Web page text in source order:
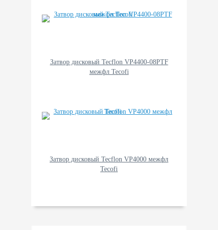
Затвор дисковый Tecflon VP4400-08PTF
межфл Tecofi
Затвор дисковый Tecflon VP4000 межфл
Tecofi